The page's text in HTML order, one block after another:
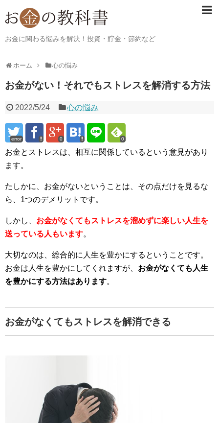
お金に関わる悩みを解決！投資・貯金・節約など
ホーム 心の悩み
お金がない！それでもストレスを解消する方法
2022/5/24 心の悩み
error 0 0
お金とストレスは、相互に関係しているという意見があり
ます。
たしかに、お金がないということは、その点だけを見るな
ら、1つのデメリットです。
しかし、 お金がなくてもストレスを溜めずに楽しい人生を
送っている人もいます。
大切なのは、総合的に人生を豊かにするということです。
お金は人生を豊かにしてくれますが、 お金がなくても人生
を豊かにする方法はあります。
お金がなくてもストレスを解消できる